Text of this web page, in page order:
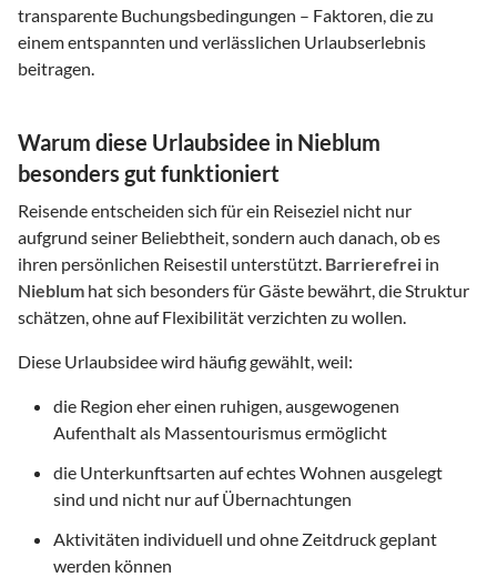
transparente Buchungsbedingungen – Faktoren, die zu
einem entspannten und verlässlichen Urlaubserlebnis
beitragen.
Warum diese Urlaubsidee in Nieblum
besonders gut funktioniert
Reisende entscheiden sich für ein Reiseziel nicht nur
aufgrund seiner Beliebtheit, sondern auch danach, ob es
ihren persönlichen Reisestil unterstützt. Barrierefrei in
Nieblum hat sich besonders für Gäste bewährt, die Struktur
schätzen, ohne auf Flexibilität verzichten zu wollen.
Diese Urlaubsidee wird häufig gewählt, weil:
die Region eher einen ruhigen, ausgewogenen
Aufenthalt als Massentourismus ermöglicht
die Unterkunftsarten auf echtes Wohnen ausgelegt
sind und nicht nur auf Übernachtungen
Aktivitäten individuell und ohne Zeitdruck geplant
werden können